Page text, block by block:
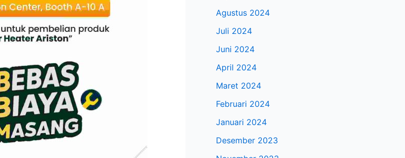
Agustus 2024
Juli 2024
Juni 2024
April 2024
Maret 2024
Februari 2024
Januari 2024
Desember 2023